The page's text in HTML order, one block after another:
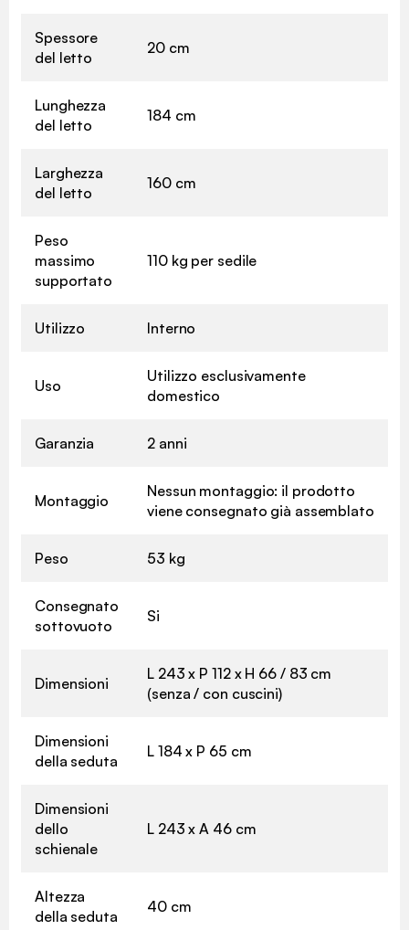
Spessore
del letto
20 cm
Lunghezza
del letto
184 cm
Larghezza
del letto
160 cm
Peso
massimo
supportato
110 kg per sedile
Utilizzo Interno
Uso
Utilizzo esclusivamente
domestico
Garanzia 2 anni
Montaggio
Nessun montaggio: il prodotto
viene consegnato già assemblato
Peso 53 kg
Consegnato
sottovuoto
Si
Dimensioni
L 243 x P 112 x H 66 / 83 cm
(senza / con cuscini)
Dimensioni
della seduta
L 184 x P 65 cm
Dimensioni
dello
schienale
L 243 x A 46 cm
Altezza
della seduta
40 cm